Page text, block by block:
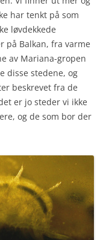
har tenkt på som
løvdekkede
på Balkan, fra varme
av Mariana-gropen
disse stedene, og
beskrevet fra de
er jo steder vi ikke
og de som bor der